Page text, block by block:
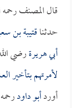
قال المصنف
حدثناقتيبة بن
أبي هريرةرضي
لأمرتهم بتأخير
أوردأبو داود